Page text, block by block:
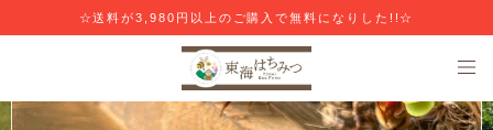
☆送料が3,980円以上のご購入で無料になりした!!☆